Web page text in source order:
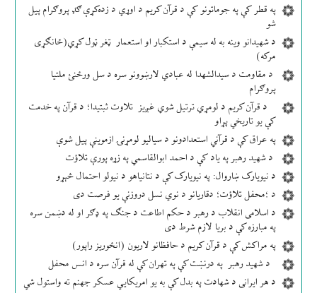
په قطر کې په جوماتونو کې د قرآن کریم د اوړي د زده‌کړې ګډ پروګرام پیل
شو
د شهیدانو وینه به له سیمې د استکبار او استعمار ټغر ټول کړي(ځانګړی
مرکه)
د مقاومت د سیدالشهدا له عبادي لارښوونو سره د سل ورځنئ ملتیا
پروګرام
د قرآن کریم د لومړي ترتیل شوي غږیز تلاوت ثبتیدا؛ د قرآن په خدمت
کې یو تاریخي پړاو
په عراق کې د قرآني استعدادونو د سیالیو لومړنۍ ازموینې پیل شوې
د شهید رهبر په یاد کې د احمد ابوالقاسمي په زړه پورې تلاؤت
د نیویارک ښاروال: په نیویارک کې د نتانیاهو د نیولو احتمال څېړو
د ؛محفل تلاؤت؛ دقاریانو د نوي نسل دروزنې یو فرصت دی
د اسلامی انقلاب د رهبر د حکم اطاعت د جنګ په ډګر او له دښمن سره
په مبارزه کې د بریا لازم شرط دی
په مراکش کې د قرآن کریم د حافظانو لاریون (انځوریز راپور)
د شهید رهبر په درنښت کې په تهران کې له قرآن سره د انس محفل
د هر ایرانی د شهادت په بدل کې به یو امریکایي عسکر جهنم ته واستول شي